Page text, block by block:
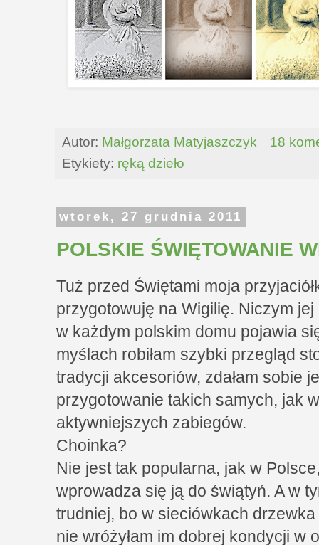
Autor: Małgorzata Matyjaszczyk
18
Etykiety: ręką dzieło
wtorek, 27 grudnia 2011
POLSKIE ŚWIĘTOWANIE
Tuż przed Świętami moja
przygotowuję na Wigilię. Niczym
w każdym polskim domu pojawia
myślach robiłam szybki przegląd
tradycji akcesoriów, zdałam sobie
przygotowanie takich samych, jak
aktywniejszych zabiegów.
Choinka?
Nie jest tak popularna, jak w
wprowadza się ją do świątyń. A w
trudniej, bo w sieciówkach
nie wróżyłam im dobrej kondycji w